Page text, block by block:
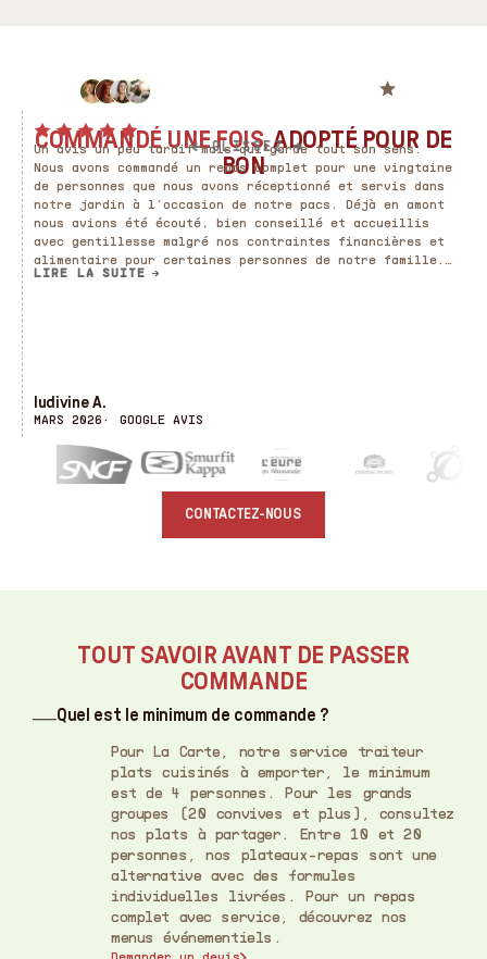
+200 avis clients
COMMANDÉ UNE FOIS,ADOPTÉ POUR DE
BON
← GLISSEZ →
Un avis un peu tardif mais qui garde tout son sens.
Nous avons commandé un repas complet pour une vingtaine
de personnes que nous avons réceptionné et servis dans
notre jardin à l’occasion de notre pacs. Déjà en amont
nous avions été écouté, bien conseillé et accueillis
avec gentillesse malgré nos contraintes financières et
alimentaire pour certaines personnes de notre famille.
Le résultat fut magnifique avec un repas aussi beau que
LIRE LA SUITE
ludivine A.
MARS 2026
GOOGLE AVIS
CONTACTEZ-NOUS
TOUT SAVOIR AVANT DE PASSER
COMMANDE
Quel est le minimum de commande ?
Pour La Carte, notre service traiteur
plats cuisinés à emporter, le minimum
est de 4 personnes. Pour les grands
groupes (20 convives et plus), consultez
nos plats à partager. Entre 10 et 20
personnes, nos plateaux-repas sont une
alternative avec des formules
individuelles livrées. Pour un repas
complet avec service, découvrez nos
menus événementiels.